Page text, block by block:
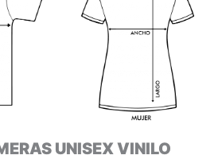
UNISEX VINILO